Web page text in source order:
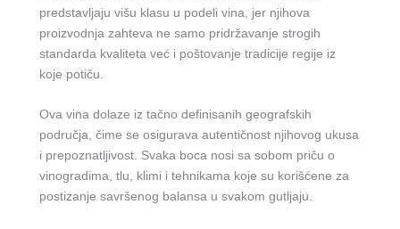
predstavljaju višu klasu u podeli vina, jer njihova
proizvodnja zahteva ne samo pridržavanje strogih
standarda kvaliteta već i poštovanje tradicije regije iz
koje potiču.
Ova vina dolaze iz tačno definisanih geografskih
područja, čime se osigurava autentičnost njihovog ukusa
i prepoznatljivost. Svaka boca nosi sa sobom priču o
vinogradima, tlu, klimi i tehnikama koje su korišćene za
postizanje savršenog balansa u svakom gutljaju.